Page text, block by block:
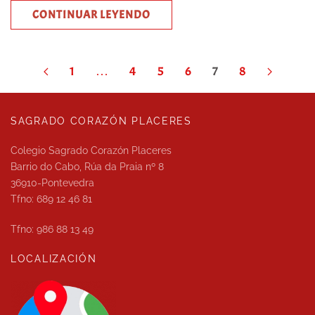
CONTINUAR LEYENDO
1 … 4 5 6 7 8
SAGRADO CORAZÓN PLACERES
Colegio Sagrado Corazón Placeres
Barrio do Cabo, Rúa da Praia nº 8
36910-Pontevedra
Tfno: 689 12 46 81
Tfno: 986 88 13 49
LOCALIZACIÓN